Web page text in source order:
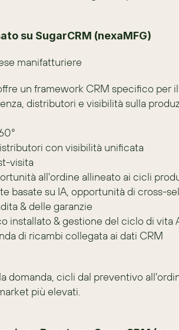
su SugarCRM (nexaMFG)
manifatturiere
un framework CRM specifico per
distributori e visibilità sulla
con visibilità unificata
visita
all'ordine allineato ai cicli
basate su IA, opportunità di cross-
& delle garanzie
installato & gestione del ciclo di vita
di ricambi collegata ai dati CRM
domanda, cicli dal preventivo
più elevati.